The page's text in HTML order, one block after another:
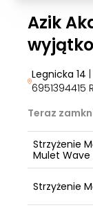
Azik
Legnicka 14
6951394415
Teraz
Strzyżenie
Mulet
Strzyżenie